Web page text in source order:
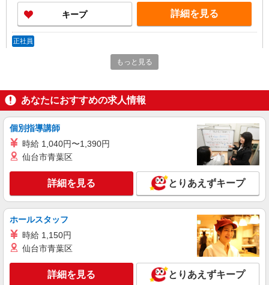
新橋駅 徒歩2分
キープ 詳細を見る
正社員
LOUNIE（ルーニィ） ウィング高輪店
未経験歓迎のアパレル販売スタッフ
（店長候補）：月給300,000円〜 ※試用期間中は
270,000円〜 ★固定残業手当：30,800円（月給に
含む） ※経験・能力考慮 ※固定残業時間は1ヶ月
あたり20時間、超過時は追加で残業手当支給 ※月
3万円まで交通費支給 ※試用期間（2〜3ヶ月）も
同条件 【手当】固定残業手当／資格手当／店舗職
制手当／住宅手当（実家外かつ賃貸の場合のみ別
当の種類はエリアにより異なります。詳細は面接
時にお尋ねください。 ＼入社３大特典キャンペー
ン実施中！／※詳細は備考欄にて
≪ウィング高輪店≫ 東京都港区高輪4-10-18
京急ショッピングプラザウィング高輪WEST-1 2F
キープ 詳細を見る
アルバイト パート
LOUNIE（ルーニィ） ウィング新橋店
アパレル販売スタッフ
時給1250円〜＋交通費支給（月2万円迄）
≪LOUNIE ウィング新橋店≫ 東京都港区新橋
2丁目 東口地下街1号ウィング新橋 ■新橋(ＪＲ東海
道本線)日比谷口(約1分) ■新橋(ＪＲ山手線)日比谷
口(約1分) ■新橋(ＪＲ京浜東北線)日比谷口(約1分)
詳細を見る
もっと見る
あなたにおすすめの求人情報
個別指導講師
時給 1,040円〜1,390円
仙台市青葉区
詳細を見る とりあえずキープ
ホールスタッフ
時給 1,150円
仙台市青葉区
詳細を見る とりあえずキープ